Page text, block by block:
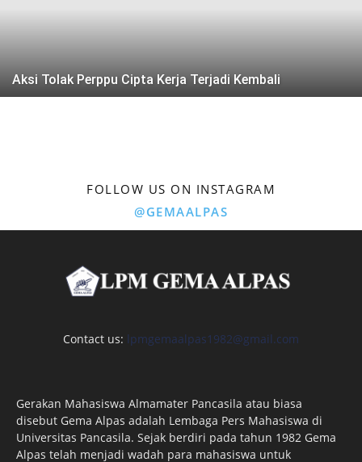
Aksi Tolak Perppu Cipta Kerja Terjadi Kembali
FOLLOW US ON INSTAGRAM
@GEMAALPAS
Contact us: lpmgemaalpas1982@gmail.com
Gerakan Mahasiswa Almamater Pancasila atau biasa
disebut Gema Alpas adalah Lembaga Pers Mahasiswa di
Universitas Pancasila. Sejak berdiri pada tahun 1982 Gema
Alpas telah menjadi wadah para mahasiswa untuk